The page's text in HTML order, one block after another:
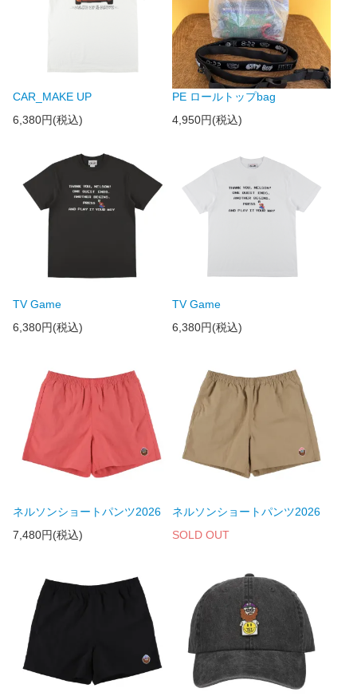
CAR_MAKE UP
6,380円(税込)
PE ロールトップbag
4,950円(税込)
TV Game
6,380円(税込)
TV Game
6,380円(税込)
ネルソンショートパンツ2026
7,480円(税込)
ネルソンショートパンツ2026
SOLD OUT